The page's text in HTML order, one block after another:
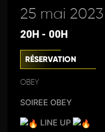
25 mai
20H - 00H
RÉSERVATION
OBEY
SOIREE OBEY
LINE UP